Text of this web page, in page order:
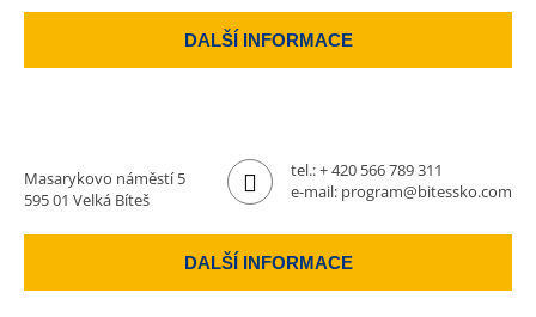
DALŠÍ INFORMACE
Masarykovo náměstí 5
595 01 Velká Bíteš
tel.:+ 420 566 789 311
e-mail: program@bitessko.com
DALŠÍ INFORMACE